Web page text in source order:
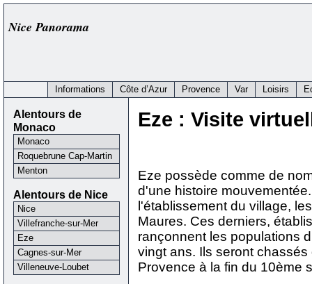
Nice Panorama
Informations Côte d’Azur Provence Var Loisirs
Eze : Visite
Eze possède comme de
d'une histoire
l'établissement du village,
Maures. Ces derniers,
rançonnent les populations
vingt ans. Ils seront
Provence à la fin du 10ème
Alentours de
Monaco
Monaco
Roquebrune Cap-Martin
Menton
Alentours de Nice
Nice
Villefranche-sur-Mer
Eze
Cagnes-sur-Mer
Villeneuve-Loubet